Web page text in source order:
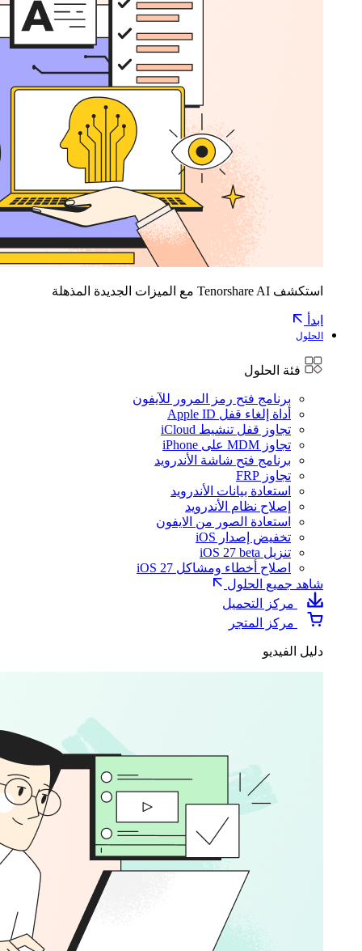
استكشف Tenorshare AI مع الميزات الجديدة المذهلة
ابدأ
الحلول
فئة الحلول
برنامج فتح رمز المرور للآيفون
أداة إلغاء قفل Apple ID
تجاوز قفل تنشيط iCloud
تجاوز MDM على iPhone
برنامج فتح شاشة الأندرويد
تجاوز FRP
استعادة بيانات الأندرويد
إصلاح نظام الأندرويد
استعادة الصور من الايفون
تخفيض إصدار iOS
تنزيل iOS 27 beta
اصلاح أخطاء ومشاكل iOS 27
شاهد جميع الحلول
مركز التحميل
مركز المتجر
دليل الفيديو